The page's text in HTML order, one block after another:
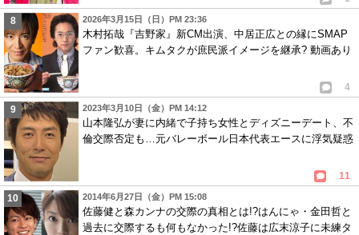
2026年3月15日（日）PM 23:36
木村拓哉『吉野家』新CM出演、中居正広との縁にSMAP
ファン歓喜。キムタクが庶民派イメージを継承? 動画あり
4
2023年3月10日（金）PM 14:12
山本隆弘が妻に内緒で子持ち女性とディズニーデート、不
倫交際否定も…元バレーボール日本代表エースに浮気疑惑
11
2014年6月27日（金）PM 15:08
佐藤健と森カンナの交際の真相とは!?はんにゃ・金田哲と
過去に交際するも何もなかった!?佐藤は広末涼子に未練タ